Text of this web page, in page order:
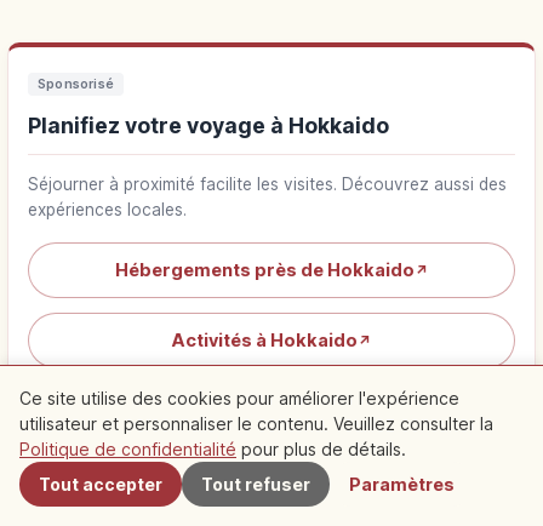
Sponsorisé
Planifiez votre voyage à Hokkaido
Séjourner à proximité facilite les visites. Découvrez aussi des
expériences locales.
Hébergements près de Hokkaido ↗
Activités à Hokkaido ↗
Spots recommandés à
À proximité
Ce site utilise des cookies pour améliorer l'expérience
utilisateur et personnaliser le contenu. Veuillez consulter la
Politique de confidentialité pour plus de détails.
Tout accepter
Tout refuser Paramètres